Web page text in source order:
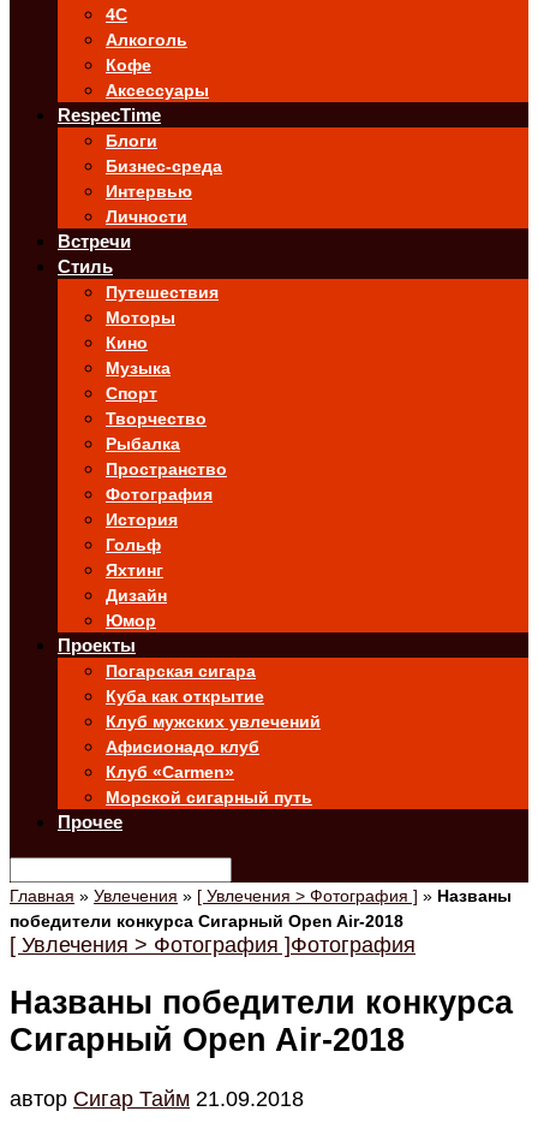
4C
Алкоголь
Кофе
Аксессуары
RespecTime
Блоги
Бизнес-среда
Интервью
Личности
Встречи
Стиль
Путешествия
Моторы
Кино
Музыка
Спорт
Творчество
Рыбалка
Пространство
Фотография
История
Гольф
Яхтинг
Дизайн
Юмор
Проекты
Погарская сигара
Куба как открытие
Клуб мужских увлечений
Афисионадо клуб
Клуб «Carmen»
Морской сигарный путь
Прочее
Главная » Увлечения » [ Увлечения > Фотография ] » Названы
победители конкурса Сигарный Open Air-2018
[ Увлечения > Фотография ]Фотография
Названы победители конкурса
Сигарный Open Air-2018
автор Cигар Тайм 21.09.2018